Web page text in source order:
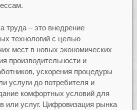
труда – это внедрение
технологий с целью
мест в новых экономических
производительности и
ускорения процедуры
услуги до потребителя и
комфортных условий для
или услуг. Цифровизация рынка